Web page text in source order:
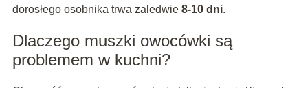
dorosłego osobnika trwa zaledwie 8-10 dni.
Dlaczego muszki owocówki są
problemem w kuchni?